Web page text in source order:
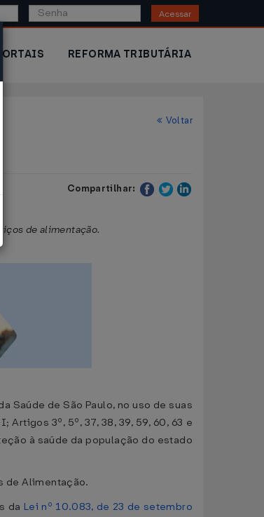
Acessar
PORTAIS REFORMA TRIBUTÁRIA
Voltar
Compartilhar:
de alimentação.
Saúde de São Paulo, no uso de suas
Artigos 3º, 5º, 37, 38, 39, 59, 60, 63 e
à saúde da população do estado
de Alimentação.
da Lei nº 10.083, de 23 de setembro